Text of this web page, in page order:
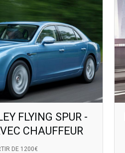
FLYING SPUR -
CHAUFFEUR
DE 1200€